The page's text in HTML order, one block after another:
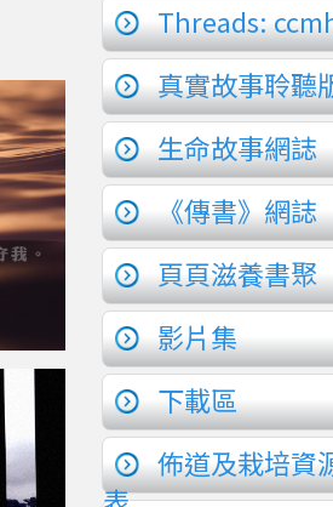
Threads:
真實故事聆聽
生命故事網誌
《傳書》網誌
頁頁滋養書聚
影片集
下載區
佈道及栽培資